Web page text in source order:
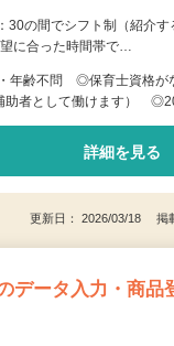
30の間でシフト制（紹介す
に合った時間帯で…
年齢不問 ◎保育士資格が
助者として働けます）
詳細を見る
更新日： 2026/03/18 掲
データ入力・商品